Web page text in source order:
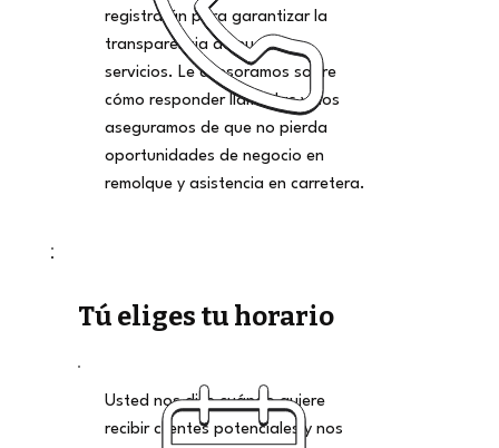
registrarán para garantizar la
transparencia de nuestros
servicios. Le asesoramos sobre
cómo responder llamadas y nos
aseguramos de que no pierda
oportunidades de negocio en
remolque y asistencia en carretera.
Tú eliges tu horario
Usted nos dice cuándo quiere
recibir clientes potenciales y nos